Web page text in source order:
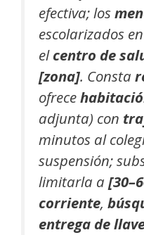
efectiva; los
escolarizados en
elcentro de
[zona]. Consta
ofrece
adjunta) con
minutos al
suspensión;
limitarla a
corriente,
entrega de